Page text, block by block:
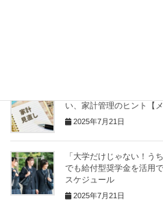
い、家計管理のヒント【
2025年7月21日
「大学だけじゃない！
でも給付型奨学金を活用
スケジュール
2025年7月21日